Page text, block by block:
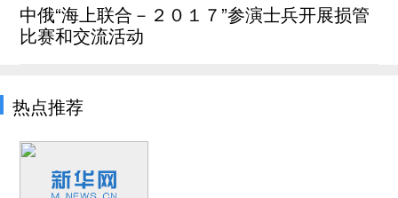
中俄“海上联合－２０１７”参演士兵开展损管
比赛和交流活动
热点推荐